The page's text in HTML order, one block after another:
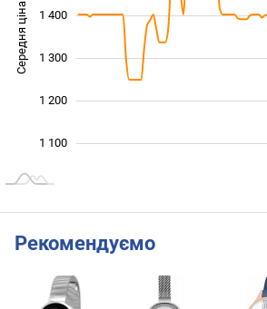
Середня ціна
1 100
1 200
1 300
1 400
Рекомендуємо